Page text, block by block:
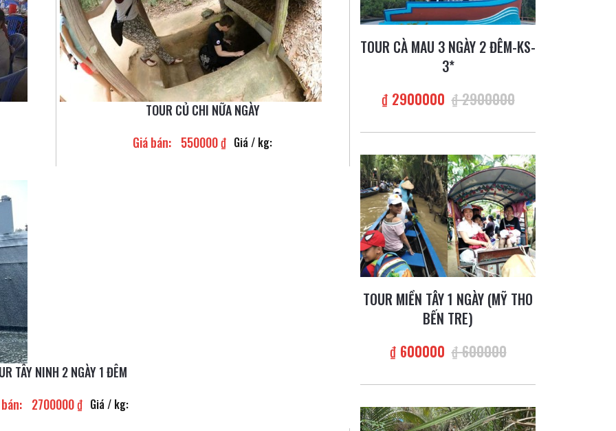
TOUR CỦ CHI NỮA NGÀY
Giá bán: 550000 ₫ Giá / kg:
TÂY NINH 2 NGÀY 1 ĐÊM
2700000 ₫ Giá / kg:
TOUR CÀ MAU 3 NGÀY 2 ĐÊM-KS-
3*
₫ 2900000 ₫ 2900000
TOUR MIỀN TÂY 1 NGÀY (MỸ THO
BẾN TRE)
₫ 600000 ₫ 600000